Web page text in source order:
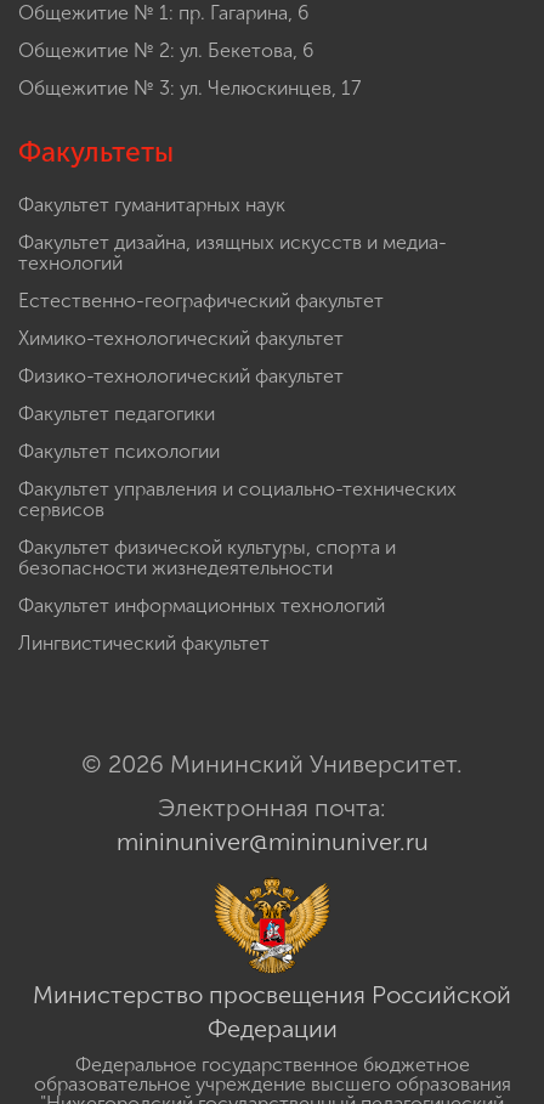
Общежитие № 1: пр. Гагарина, 6
Общежитие № 2: ул. Бекетова, 6
Общежитие № 3: ул. Челюскинцев, 17
Факультеты
Факультет гуманитарных наук
Факультет дизайна, изящных искусств и медиа-
технологий
Естественно-географический факультет
Химико-технологический факультет
Физико-технологический факультет
Факультет педагогики
Факультет психологии
Факультет управления и социально-технических
сервисов
Факультет физической культуры, спорта и
безопасности жизнедеятельности
Факультет информационных технологий
Лингвистический факультет
© 2026 Мининский Университет.
Электронная почта:
mininuniver@mininuniver.ru
Министерство просвещения Российской
Федерации
Федеральное государственное бюджетное
образовательное учреждение высшего образования